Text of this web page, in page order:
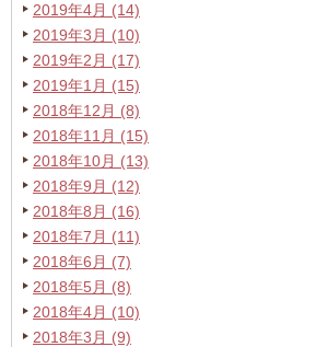
2019年4月 (14)
2019年3月 (10)
2019年2月 (17)
2019年1月 (15)
2018年12月 (8)
2018年11月 (15)
2018年10月 (13)
2018年9月 (12)
2018年8月 (16)
2018年7月 (11)
2018年6月 (7)
2018年5月 (8)
2018年4月 (10)
2018年3月 (9)